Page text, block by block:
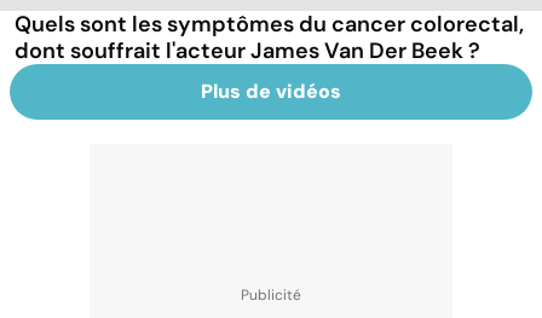
Quels sont les symptômes du cancer colorectal,
dont souffrait l'acteur James Van Der Beek ?
Plus de vidéos